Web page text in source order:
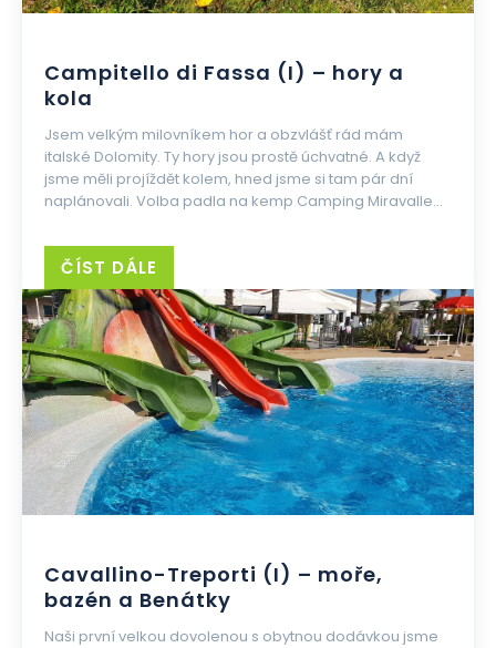
Campitello di Fassa (I) – hory a
kola
Jsem velkým milovníkem hor a obzvlášť rád mám
italské Dolomity. Ty hory jsou prostě úchvatné. A když
jsme měli projíždět kolem, hned jsme si tam pár dní
naplánovali. Volba padla na kemp Camping Miravalle...
ČÍST DÁLE
Cavallino-Treporti (I) – moře,
bazén a Benátky
Naši první velkou dovolenou s obytnou dodávkou jsme